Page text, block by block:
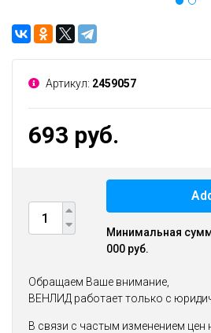
Артикул: 2459057
693 руб.
Минимальная
000 руб.
Обращаем Ваше внимание,
ВЕНЛИД работает только с
В связи с частым изменением цен